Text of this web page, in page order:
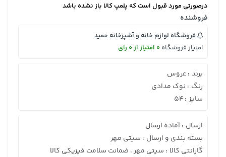
درصورتی مورد قبول است که پلمپ کالا باز نشده باشد
فروشنده
فروشگاه لوازم خانه و آشپزخانه حمید
امتیاز فروشگاه 0 امتیاز از 0 رای
برند : عروس
رنگ : نوک مدادی
سایز :
54
ارسال : آماده ارسال
بسته بندی و ارسال : سیتی مهر
گارانتی کالا : سیتی مهر ، ضمانت سلامت فیزیکی کالا